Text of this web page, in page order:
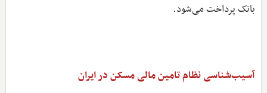
بانک پرداخت می‌شود.
آسیب‌شناسی نظام تامین مالی مسکن در ایران